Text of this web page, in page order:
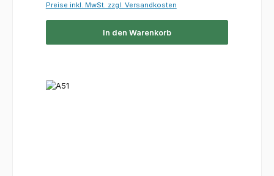
Preise inkl. MwSt. zzgl. Versandkosten
In den Warenkorb